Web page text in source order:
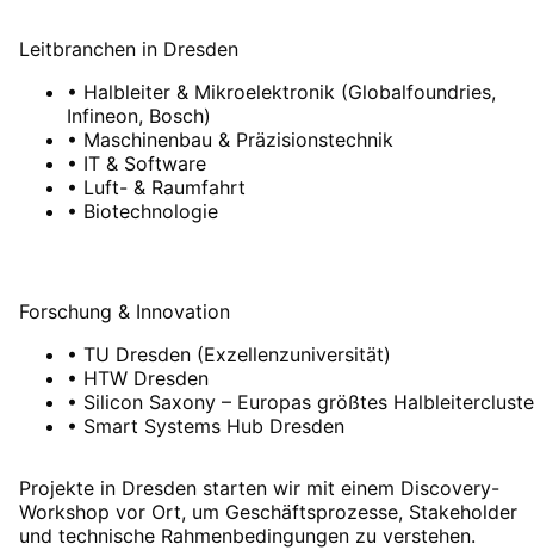
Leitbranchen in Dresden
• Halbleiter & Mikroelektronik (Globalfoundries,
Infineon, Bosch)
• Maschinenbau & Präzisionstechnik
• IT & Software
• Luft- & Raumfahrt
• Biotechnologie
Forschung & Innovation
• TU Dresden (Exzellenzuniversität)
• HTW Dresden
• Silicon Saxony – Europas größtes
• Smart Systems Hub Dresden
Projekte in Dresden starten wir mit einem Discovery-
Workshop vor Ort, um Geschäftsprozesse, Stakeholder
und technische Rahmenbedingungen zu verstehen.